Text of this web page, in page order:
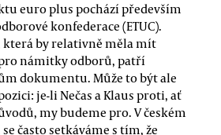
euro plus pochází především
konfederace (ETUC).
která by relativně měla mít
námitky odborů, patří
dokumentu. Může to být ale
je-li Nečas a Klaus proti, ať
my budeme pro. V českém
často setkáváme s tím, že